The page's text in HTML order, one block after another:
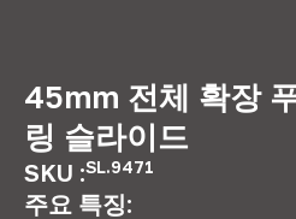
45mm 전체 확장
링 슬라이드
SKU :SL.9471
주요 특징: